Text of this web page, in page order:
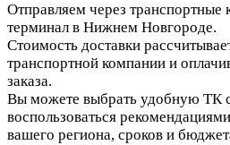
Отправляем через
терминал в Нижнем Новгороде.
Стоимость доставки
транспортной компании и
заказа.
Вы можете выбрать удобную ТК
воспользоваться
вашего региона, сроков и